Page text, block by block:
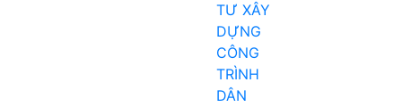
TƯ XÂY
DỰNG
CÔNG
TRÌNH
DÂN